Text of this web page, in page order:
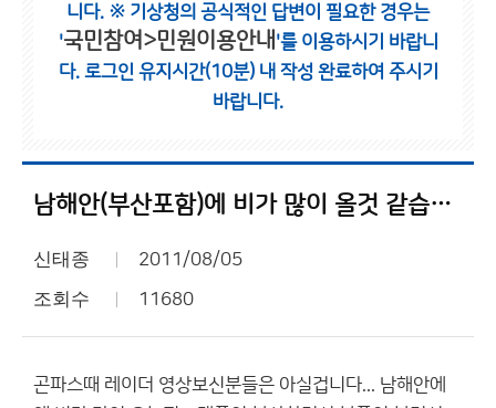
니다. ※ 기상청의 공식적인 답변이 필요한 경우는
'국민참여>민원이용안내 '를 이용하시기 바랍니
다. 로그인 유지시간(10분) 내 작성 완료하여 주시기
바랍니다.
남해안(부산포함)에 비가 많이 올것 같습니다...
신태종 2011/08/05
조회수 11680
곤파스때 레이더 영상보신분들은 아실겁니다... 남해안에